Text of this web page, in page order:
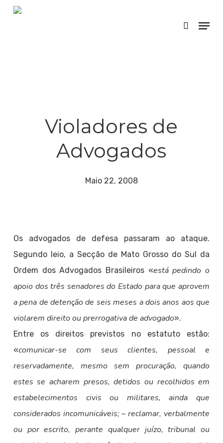
Skip
search
Menu
Violadores de
Advogados
Maio 22, 2008
Os advogados de defesa passaram ao ataque.
Segundo leio, a Secção de Mato Grosso do Sul da
Ordem dos Advogados Brasileiros «está pedindo o
apoio dos três senadores do Estado para que aprovem
a pena de detenção de seis meses a dois anos aos que
violarem direito ou prerrogativa de advogado».
Entre os direitos previstos no estatuto estão:
«comunicar-se com seus clientes, pessoal e
reservadamente, mesmo sem procuração, quando
estes se acharem presos, detidos ou recolhidos em
estabelecimentos civis ou militares, ainda que
considerados incomunicáveis; – reclamar, verbalmente
ou por escrito, perante qualquer juízo, tribunal ou